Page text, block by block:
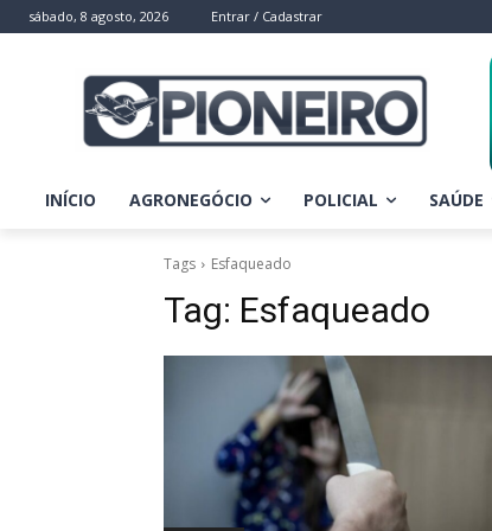
sábado, 8 agosto, 2026 Entrar / Cadastrar
INÍCIO AGRONEGÓCIO POLICIAL SAÚDE
Tags Esfaqueado
Tag: Esfaqueado